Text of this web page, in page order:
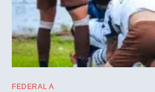
FEDERAL A